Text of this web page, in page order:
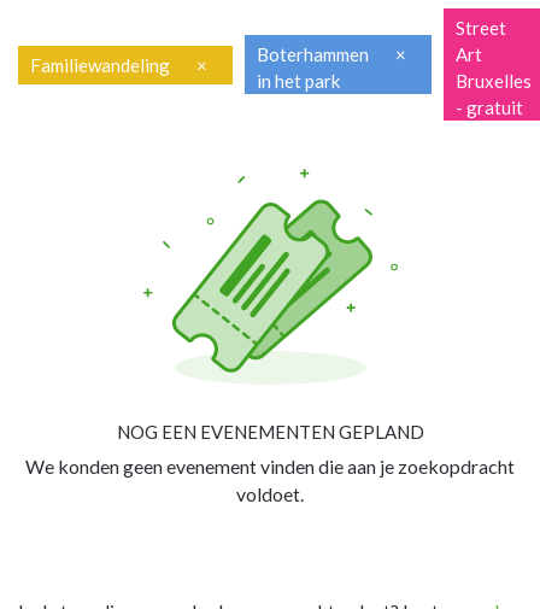
Familiewandeling ×
Boterhammen
in het park
×
Street
Art
Bruxelles
- gratuit
NOG EEN EVENEMENTEN GEPLAND
We konden geen evenement vinden die aan je zoekopdracht
voldoet.